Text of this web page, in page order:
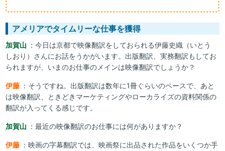
アメリアでタイムリーな仕事を獲得
加賀山 ：今日は京都で映像翻訳をしておられる伊藤史織（いとう
しおり）さんにお話をうかがいます。出版翻訳、実務翻訳もしてお
られますが、いまのお仕事のメインは映像翻訳でしょうか？
伊藤 ：そうですね。出版翻訳は数年に1冊ぐらいのペースで、あと
は映像翻訳、ときどきマーケティングやローカライズの資料関係の
翻訳が入ってくる感じです。
加賀山 ：最近の映像翻訳のお仕事には何がありますか？
伊藤 ：映画の字幕翻訳では、映画祭に出品された作品をいくつか手